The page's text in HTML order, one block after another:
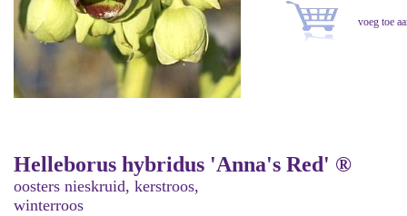
Helleborus hybridus 'Anna's Red' ®
oosters nieskruid, kerstroos,
winterroos